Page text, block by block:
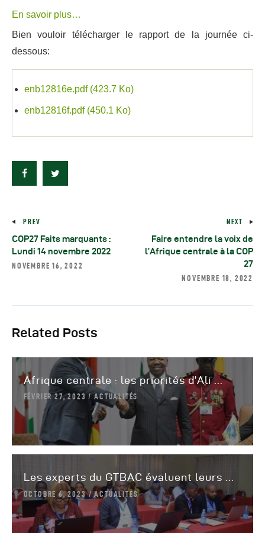
En savoir plus…
Bien vouloir télécharger le rapport de la journée ci-
dessous:
enb12816e.pdf (423.7 Ko)
enb12816f.pdf (450.1 Ko)
PREV
COP27 Faits marquants :
Lundi 14 novembre 2022
NOVEMBRE 16, 2022
NEXT
Faire entendre la voix de
l’Afrique centrale à la COP
27
NOVEMBRE 18, 2022
Related Posts
Afrique centrale : les priorités d’Ali ...
FÉVRIER 27, 2023 ACTUALITÉS
Les experts du GTBAC évaluent leurs ...
OCTOBRE 6, 2023 ACTUALITÉS